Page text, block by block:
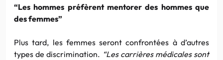
“Les hommes préfèrent mentorer des hommes que
des femmes”
Plus tard, les femmes seront confrontées à d’autres
types de discrimination. “Les carrières médicales sont